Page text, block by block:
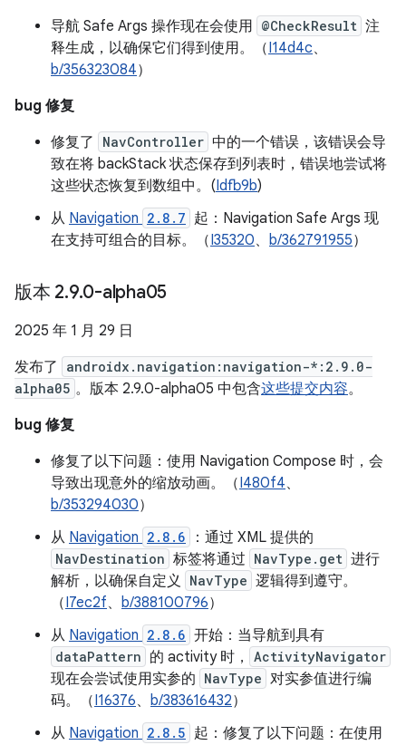
导航 Safe Args 操作现在会使用 @CheckResult 注
释生成，以确保它们得到使用。（I14d4c、
b/356323084）
bug 修复
修复了
NavController 中的一个错误，该错误会导
致在将 backStack 状态保存到列表时，错误地尝试将
这些状态恢复到数组中。(Idfb9b)
从 Navigation 2.8.7 起：Navigation Safe Args 现
在支持可组合的目标。（I35320、 b/362791955）
版本 2.9.0-alpha05
2025 年 1 月 29 日
发布了
androidx.navigation:navigation-*:2.9.0-
alpha05 。版本 2.9.0-alpha05 中包含这些提交内容。
bug 修复
修复了以下问题：使用 Navigation Compose 时，会
导致出现意外的缩放动画。（I480f4、
b/353294030）
从 Navigation 2.8.6 ：通过 XML 提供的
NavDestination 标签将通过 NavType.get 进行
解析，以确保自定义 NavType 逻辑得到遵守。
（I7ec2f、 b/388100796）
从 Navigation 2.8.6 开始：当导航到具有
dataPattern 的 activity 时， ActivityNavigator
现在会尝试使用实参的 NavType 对实参值进行编
码。（I16376、 b/383616432）
从 Navigation 2.8.5 起：修复了以下问题：在使用